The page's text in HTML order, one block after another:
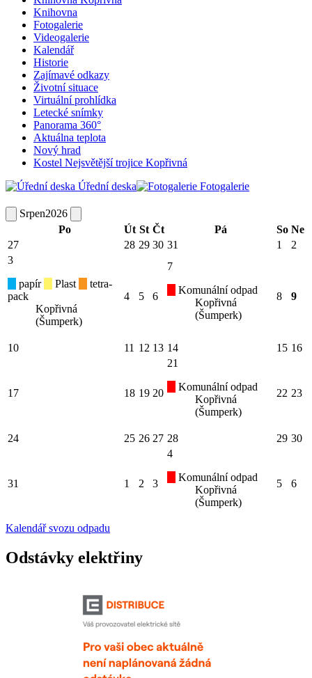
Knihovna
Fotogalerie
Videogalerie
Kalendář
Historie
Zajímavé odkazy
Životní situace
Virtuální prohlídka
Letecké snímky
Panorama 360°
Aktuálna teplota
Nový hrad
Kostel Nejsvětější trojice Kopřivná
Úřední deska
Fotogalerie
Srpen2026
Po
Út St Čt Pá So Ne
27
28 29 30 31 1
2
3
papír
Plast
tetra-
pack
Kopřivná
(Šumperk)
4 5 6
7
Komunální odpad
Kopřivná
(Šumperk)
8 9
10 11 12 13 14 15 16
17 18 19 20
21
Komunální odpad
Kopřivná
(Šumperk)
22 23
24 25 26 27 28 29 30
31 1 2 3
4
Komunální odpad
Kopřivná
(Šumperk)
5 6
Kalendář svozu odpadu
Odstávky elektřiny